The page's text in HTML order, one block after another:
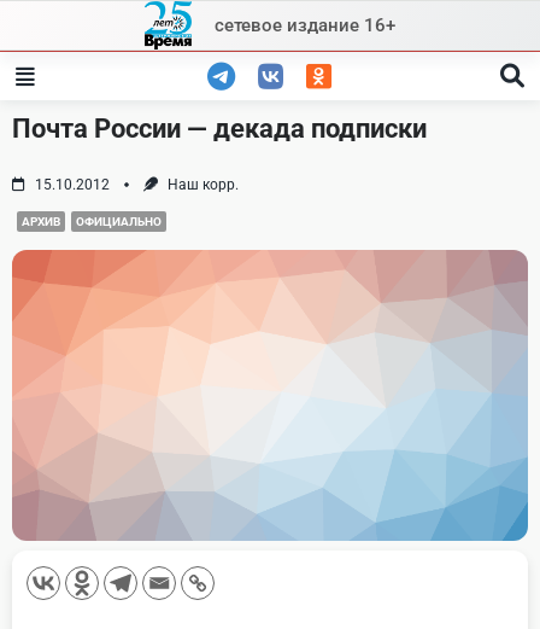
content
сетевое издание 16+
Почта России — декада подписки
15.10.2012 Наш корр.
АРХИВ ОФИЦИАЛЬНО